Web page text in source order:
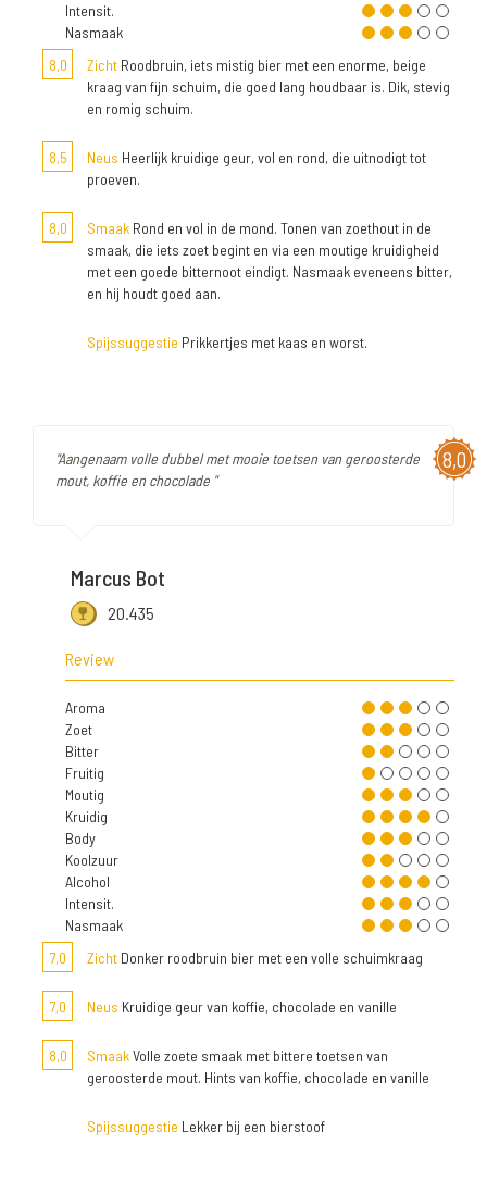
Intensit.
Nasmaak
8,0
Zicht Roodbruin, iets mistig bier met een enorme, beige
kraag van fijn schuim, die goed lang houdbaar is. Dik, stevig
en romig schuim.
8,5 Neus Heerlijk kruidige geur, vol en rond, die uitnodigt tot
proeven.
8,0 Smaak Rond en vol in de mond. Tonen van zoethout in de
smaak, die iets zoet begint en via een moutige kruidigheid
met een goede bitternoot eindigt. Nasmaak eveneens bitter,
en hij houdt goed aan.
Spijssuggestie Prikkertjes met kaas en worst.
8,0
"Aangenaam volle dubbel met mooie toetsen van geroosterde
mout, koffie en chocolade "
Marcus Bot
20.435
Review
Aroma
Zoet
Bitter
Fruitig
Moutig
Kruidig
Body
Koolzuur
Alcohol
Intensit.
Nasmaak
7,0
Zicht Donker roodbruin bier met een volle schuimkraag
7,0 Neus Kruidige geur van koffie, chocolade en vanille
8,0 SmaakVolle zoete smaak met bittere toetsen van
geroosterde mout. Hints van koffie, chocolade en vanille
Spijssuggestie Lekker bij een bierstoof